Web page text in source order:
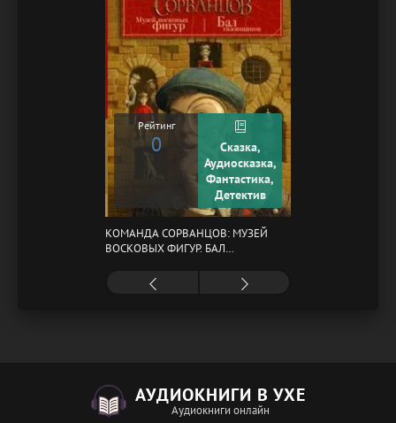
Рейтинг
0
Сказка,
Аудиосказка,
Фантастика,
Детектив
КОМАНДА СОРВАНЦОВ: МУЗЕЙ
ВОСКОВЫХ ФИГУР. БАЛ
АУДИОКНИГИ В УХЕ
Аудиокниги онлайн